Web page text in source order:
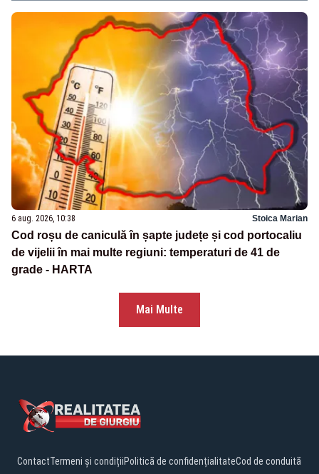
6 aug. 2026, 10:38 Stoica Marian
Cod roșu de caniculă în șapte județe și cod portocaliu
de vijelii în mai multe regiuni: temperaturi de 41 de
grade - HARTA
Mai Multe
ContactTermeni și condițiiPolitică de confidențialitateCod de conduită